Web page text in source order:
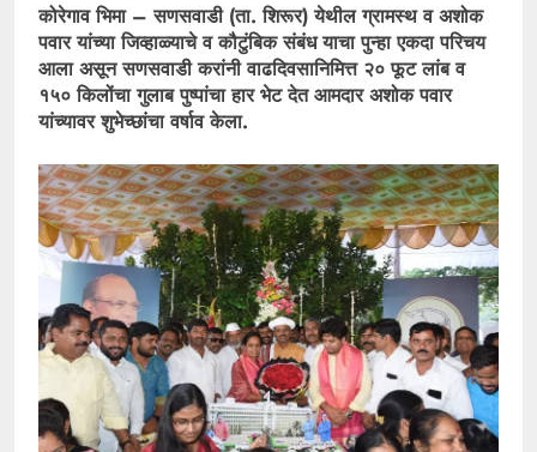
कोरेगाव भिमा – सणसवाडी (ता. शिरूर) येथील ग्रामस्थ व अशोक
पवार यांच्या जिव्हाळ्याचे व कौटुंबिक संबंध याचा पुन्हा एकदा परिचय
आला असून सणसवाडी करांनी वाढदिवसानिमित्त २० फूट लांब व
१५० किलोंचा गुलाब पुष्पांचा हार भेट देत आमदार अशोक पवार
यांच्यावर शुभेच्छांचा वर्षाव केला.